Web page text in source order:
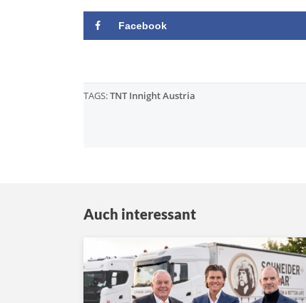
Facebook
TAGS:TNT Innight Austria
Auch interessant